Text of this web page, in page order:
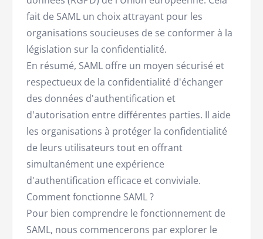
fait de SAML un choix attrayant pour les
organisations soucieuses de se conformer à la
législation sur la confidentialité.
En résumé, SAML offre un moyen sécurisé et
respectueux de la confidentialité d'échanger
des données d'authentification et
d'autorisation entre différentes parties. Il aide
les organisations à protéger la confidentialité
de leurs utilisateurs tout en offrant
simultanément une expérience
d'authentification efficace et conviviale.
Comment fonctionne SAML ?
Pour bien comprendre le fonctionnement de
SAML, nous commencerons par explorer le